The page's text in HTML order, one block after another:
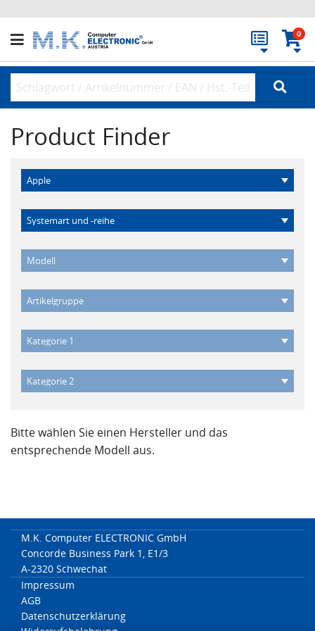
0
Product Finder
Bitte wählen Sie einen Hersteller und das
entsprechende Modell aus.
M.K. Computer ELECTRONIC GmbH
Concorde Business Park 1, E1/3
A-2320 Schwechat
Impressum
AGB
Datenschutzerklärung